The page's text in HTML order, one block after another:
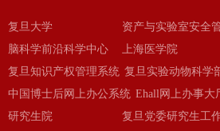
复旦大学
资产与实验室安全
脑科学前沿科学中心
上海医学院
复旦知识产权管理系统 复旦实验动物科学
中国博士后网上办公系统 Ehall网上办事大
研究生院
复旦党委研究生工